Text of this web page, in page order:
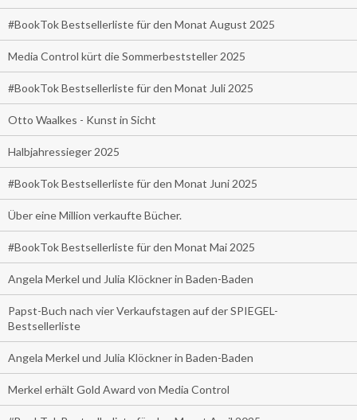
#BookTok Bestsellerliste für den Monat August 2025
Media Control kürt die Sommerbeststeller 2025
#BookTok Bestsellerliste für den Monat Juli 2025
Otto Waalkes - Kunst in Sicht
Halbjahressieger 2025
#BookTok Bestsellerliste für den Monat Juni 2025
Über eine Million verkaufte Bücher.
#BookTok Bestsellerliste für den Monat Mai 2025
Angela Merkel und Julia Klöckner in Baden-Baden
Papst-Buch nach vier Verkaufstagen auf der SPIEGEL-
Bestsellerliste
Angela Merkel und Julia Klöckner in Baden-Baden
Merkel erhält Gold Award von Media Control